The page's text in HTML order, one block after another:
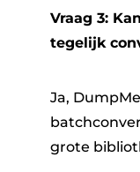
Vraag 3:
tegelijk
Ja,
grote